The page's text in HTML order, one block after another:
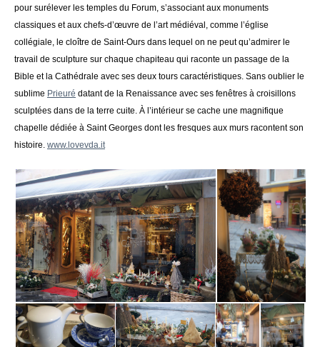
pour surélever les temples du Forum, s’associant aux monuments
classiques et aux chefs-d’œuvre de l’art médiéval, comme l’église
collégiale, le cloître de Saint-Ours dans lequel on ne peut qu’admirer le
travail de sculpture sur chaque chapiteau qui raconte un passage de la
Bible et la Cathédrale avec ses deux tours caractéristiques. Sans oublier le
sublime Prieuré datant de la Renaissance avec ses fenêtres à croisillons
sculptées dans de la terre cuite. À l’intérieur se cache une magnifique
chapelle dédiée à Saint Georges dont les fresques aux murs racontent son
histoire. www.lovevda.it